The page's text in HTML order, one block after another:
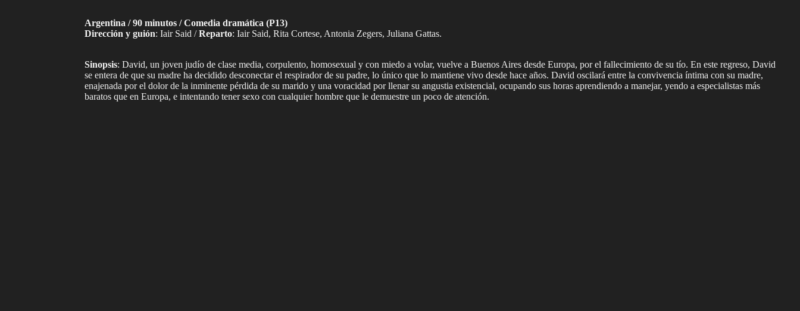
Argentina / 90 minutos / Comedia dramática (P13)
Dirección y guión: Iair Said /Reparto: Iair Said, Rita Cortese, Antonia Zegers, Juliana Gattas.
Sinopsis: David, un joven judío de clase media, corpulento, homosexual y con miedo a volar, vuelve a Buenos Aires desde Europa, por el fallecimiento de su tío. En este regreso, David
se entera de que su madre ha decidido desconectar el respirador de su padre, lo único que lo mantiene vivo desde hace años. David oscilará entre la convivencia íntima con su madre,
enajenada por el dolor de la inminente pérdida de su marido y una voracidad por llenar su angustia existencial, ocupando sus horas aprendiendo a manejar, yendo a especialistas más
baratos que en Europa, e intentando tener sexo con cualquier hombre que le demuestre un poco de atención.